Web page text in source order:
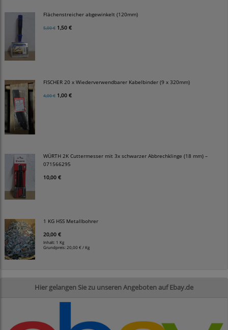
Flächenstreicher abgewinkelt (120mm)
5,00 € 1,50 €
FISCHER 20 x Wiederverwendbarer Kabelbinder (9 x 320mm)
4,00 € 1,00 €
WÜRTH 2K Cuttermesser mit 3x schwarzer Abbrechklinge (18 mm) –
071566295
10,00 €
1 KG HSS Metallbohrer
20,00 €
Inhalt: 1 Kg
Grundpreis:20,00 € / Kg
Hier gelangen Sie zu unseren Angeboten auf Ebay.de